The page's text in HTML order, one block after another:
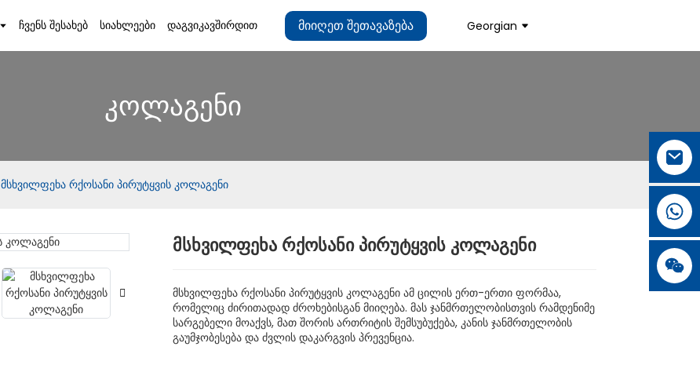
ᲩᲕᲔᲜᲡ ᲨᲔᲡᲐᲮᲔᲑ ᲡᲘᲐᲮᲚᲔᲔᲑᲘ ᲓᲐᲒᲕᲘᲙᲐᲕᲨᲘᲠᲓᲘᲗ Მიიღეთ Შეთავაზება Georgian
კოლაგენი
მსხვილფეხა რქოსანი პირუტყვის კოლაგენი
Loading...
Loading...
მსხვილფეხა რქოსანი პირუტყვის კოლაგენი
მსხვილფეხა რქოსანი პირუტყვის კოლაგენი ამ ცილის ერთ-ერთი ფორმაა,
რომელიც ძირითადად ძროხებისგან მიიღება. მას ჯანმრთელობისთვის რამდენიმე
სარგებელი მოაქვს, მათ შორის ართრიტის შემსუბუქება, კანის ჯანმრთელობის
გაუმჯობესება და ძვლის დაკარგვის პრევენცია.